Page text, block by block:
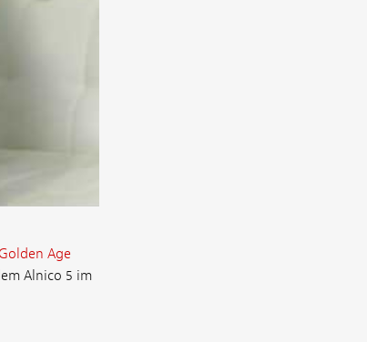
Golden Age
Alnico 5 im